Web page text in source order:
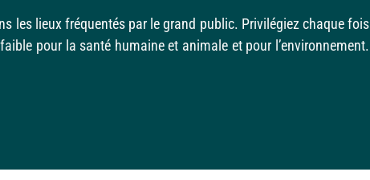
les lieux fréquentés par le grand public. Privilégiez chaque fois
pour la santé humaine et animale et pour l’environnement.